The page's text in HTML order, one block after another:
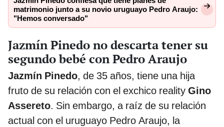
matrimonio junto a su novio uruguayo Pedro Araujo:
"Hemos conversado"
Jazmín Pinedo no descarta tener su
segundo bebé con Pedro Araujo
Jazmín Pinedo, de 35 años, tiene una hija
fruto de su relación con el exchico reality Gino
Assereto. Sin embargo, a raíz de su relación
actual con el uruguayo Pedro Araujo, la